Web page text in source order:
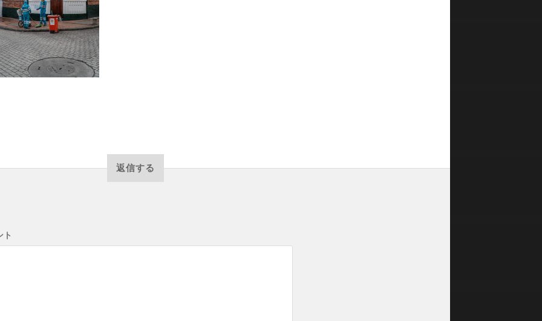
返信する
ト